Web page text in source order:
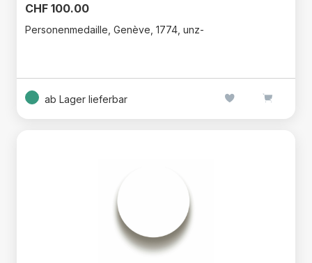
CHF 100.00
Personenmedaille, Genève, 1774, unz-
ab Lager lieferbar